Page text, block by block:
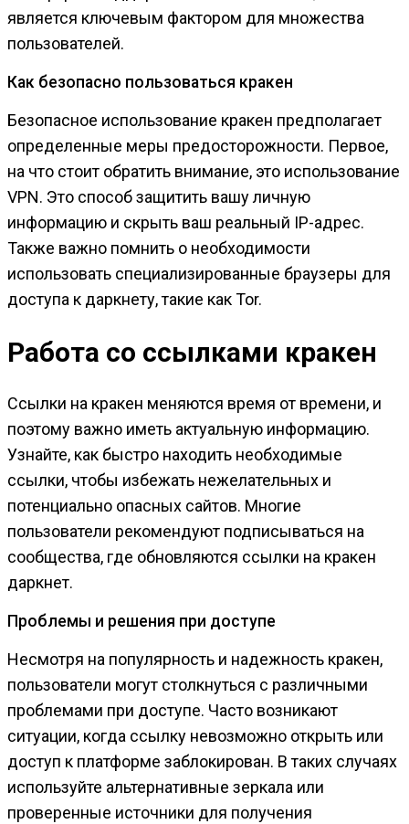
является ключевым фактором для множества
пользователей.
Как безопасно пользоваться кракен
Безопасное использование кракен предполагает
определенные меры предосторожности. Первое,
на что стоит обратить внимание, это использование
VPN. Это способ защитить вашу личную
информацию и скрыть ваш реальный IP-адрес.
Также важно помнить о необходимости
использовать специализированные браузеры для
доступа к даркнету, такие как Tor.
Работа со ссылками кракен
Ссылки на кракен меняются время от времени, и
поэтому важно иметь актуальную информацию.
Узнайте, как быстро находить необходимые
ссылки, чтобы избежать нежелательных и
потенциально опасных сайтов. Многие
пользователи рекомендуют подписываться на
сообщества, где обновляются ссылки на кракен
даркнет.
Проблемы и решения при доступе
Несмотря на популярность и надежность кракен,
пользователи могут столкнуться с различными
проблемами при доступе. Часто возникают
ситуации, когда ссылку невозможно открыть или
доступ к платформе заблокирован. В таких случаях
используйте альтернативные зеркала или
проверенные источники для получения